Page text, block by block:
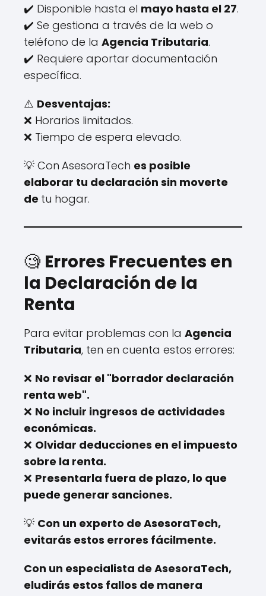
✔️ Disponible hasta el mayo hasta el 27.
✔️ Se gestiona a través de la web o
teléfono de la Agencia Tributaria.
✔️ Requiere aportar documentación
específica.
⚠️ Desventajas:
❌ Horarios limitados.
❌ Tiempo de espera elevado.
💡 Con AsesoraTech es posible
elaborar tu declaración sin moverte
de tu hogar.
🧐 Errores Frecuentes en
la Declaración de la
Renta
Para evitar problemas con la Agencia
Tributaria, ten en cuenta estos errores:
❌ No revisar el "borrador declaración
renta web".
❌ No incluir ingresos de actividades
económicas.
❌ Olvidar deducciones en el impuesto
sobre la renta.
❌ Presentarla fuera de plazo, lo que
puede generar sanciones.
💡 Con un experto de AsesoraTech,
evitarás estos errores fácilmente.
Con un especialista de AsesoraTech,
eludirás estos fallos de manera